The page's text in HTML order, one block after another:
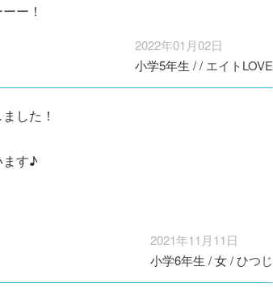
ー！
2022年01月02日
小学5年生 // エイトLOVE
した！
ます♪
2021年11月11日
小学6年生 /女/ひつじ